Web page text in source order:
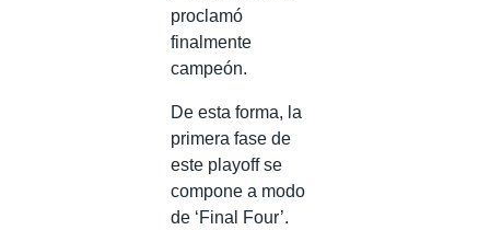
proclamó
finalmente
campeón.
De esta forma, la
primera fase de
este playoff se
compone a modo
de ‘Final Four’.